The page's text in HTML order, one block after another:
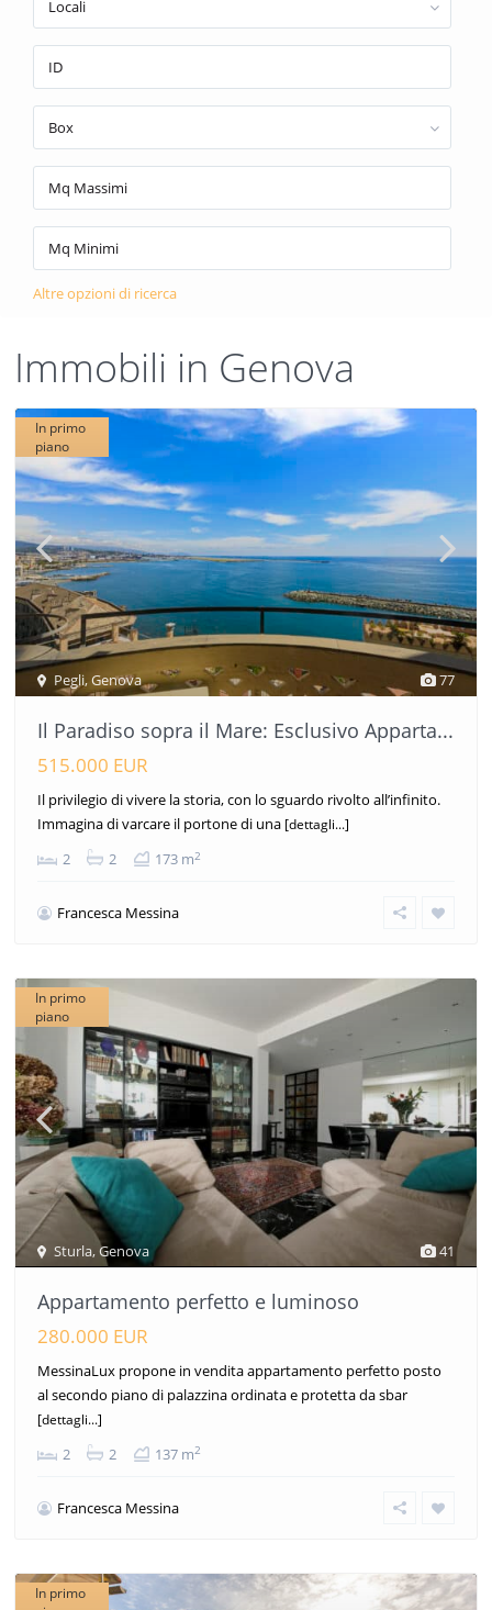
Locali
Box
Altre opzioni di ricerca
Immobili in Genova
77
Pegli,Genova
In primo
piano
Il Paradiso sopra il Mare: Esclusivo Apparta...
515.000 EUR
Il privilegio di vivere la storia, con lo sguardo rivolto all’infinito.
Immagina di varcare il portone di una [dettagli...]
2 2 173 m2
Francesca Messina
41
Sturla,Genova
In primo
piano
Appartamento perfetto e luminoso
280.000 EUR
MessinaLux propone in vendita appartamento perfetto posto
al secondo piano di palazzina ordinata e protetta da sbar
[dettagli...]
2 2 137 m2
Francesca Messina
In primo